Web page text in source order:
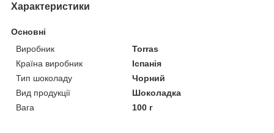
Характеристики
Основні
Виробник
Torras
Країна виробник
Іспанія
Тип шоколаду
Чорний
Вид продукції
Шоколадка
Вага
100 г